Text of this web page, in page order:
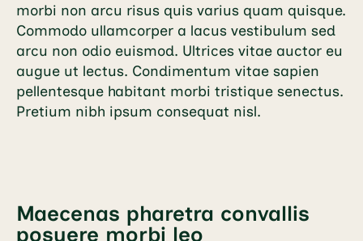
morbi non arcu risus quis varius quam quisque.
Commodo ullamcorper a lacus vestibulum sed
arcu non odio euismod. Ultrices vitae auctor eu
augue ut lectus. Condimentum vitae sapien
pellentesque habitant morbi tristique senectus.
Pretium nibh ipsum consequat nisl.
Maecenas pharetra convallis
posuere morbi leo